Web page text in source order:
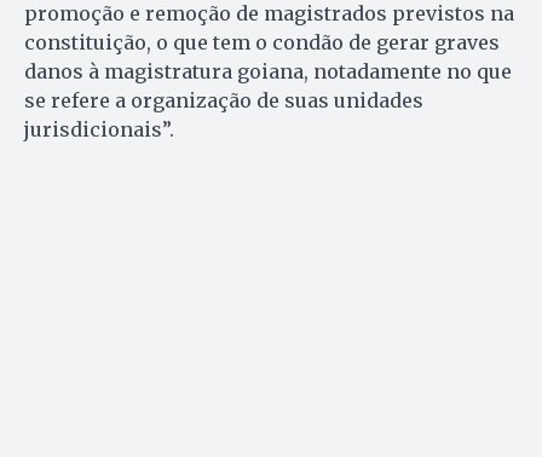
promoção e remoção de magistrados previstos na
constituição, o que tem o condão de gerar graves
danos à magistratura goiana, notadamente no que
se refere a organização de suas unidades
jurisdicionais”.